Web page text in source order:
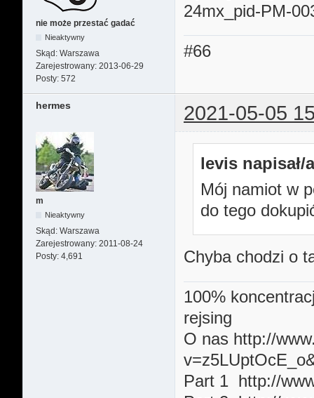
nie może przestać gadać
Nieaktywny
Skąd: Warszawa
Zarejestrowany: 2013-06-29
Posty: 572
24mx_pid-PM-
#66
hermes 2021-05-05
m
Nieaktywny
Skąd: Warszawa
Zarejestrowany: 2011-08-24
Posty: 4,691
levis napisał/
Mój namiot w
do tego
Chyba chodzi o
100%
rejsing
O nas http://
Part 1 http://